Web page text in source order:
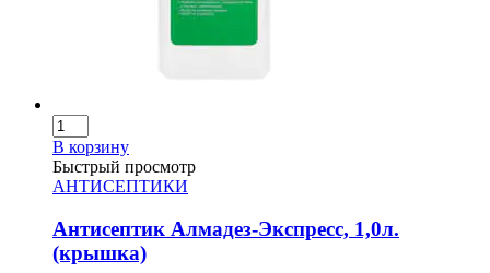
В корзину
Быстрый просмотр
АНТИСЕПТИКИ
Антисептик Алмадез-Экспресс, 1,0л.
(крышка)